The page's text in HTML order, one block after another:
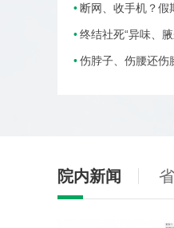
断网、收手机？假
终结社死“异味、
伤脖子、伤腰还伤
院内新闻